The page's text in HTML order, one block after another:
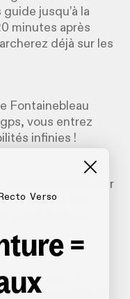
jusqu’à la
minutes après
déjà sur les
Fontainebleau
vous entrez
infinies !
panorama sur
plus loin
celui du Haut
Râle jusqu’à
peuplé de
Verso
=